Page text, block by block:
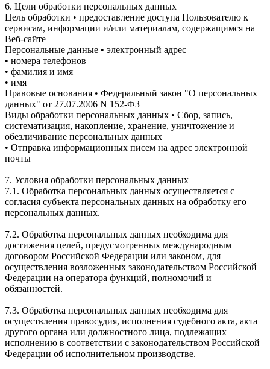
6. Цели обработки персональных данных
Цель обработки • предоставление доступа Пользователю к
сервисам, информации и/или материалам, содержащимся на
Веб-сайте
Персональные данные • электронный адрес
• номера телефонов
• фамилия и имя
• имя
Правовые основания • Федеральный закон "О персональных
данных" от 27.07.2006 N 152-ФЗ
Виды обработки персональных данных • Сбор, запись,
систематизация, накопление, хранение, уничтожение и
обезличивание персональных данных
• Отправка информационных писем на адрес электронной
почты
7. Условия обработки персональных данных
7.1. Обработка персональных данных осуществляется с
согласия субъекта персональных данных на обработку его
персональных данных.
7.2. Обработка персональных данных необходима для
достижения целей, предусмотренных международным
договором Российской Федерации или законом, для
осуществления возложенных законодательством Российской
Федерации на оператора функций, полномочий и
обязанностей.
7.3. Обработка персональных данных необходима для
осуществления правосудия, исполнения судебного акта, акта
другого органа или должностного лица, подлежащих
исполнению в соответствии с законодательством Российской
Федерации об исполнительном производстве.